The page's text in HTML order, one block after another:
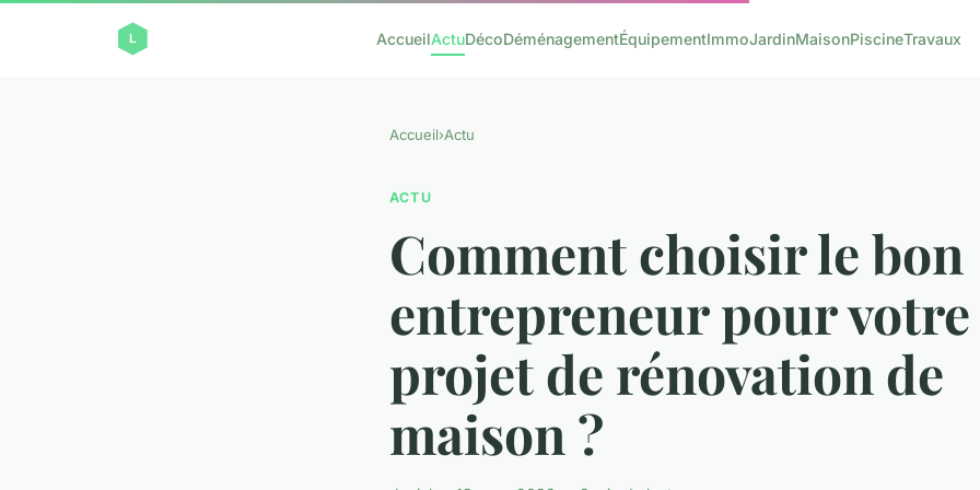
AccueilActuDécoDéménagementÉquipementImmoJardinMaisonPiscineTravaux
Accueil›Actu
ACTU
Comment choisir le bon
entrepreneur pour votre
projet de rénovation de
maison ?